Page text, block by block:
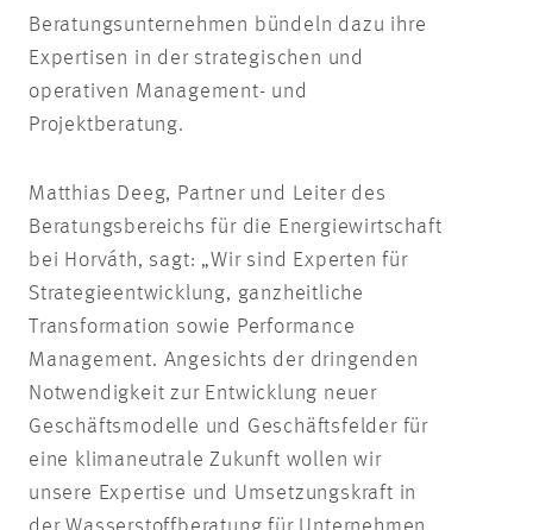
Beratungsunternehmen bündeln dazu ihre
Expertisen in der strategischen und
operativen Management- und
Projektberatung.
Matthias Deeg, Partner und Leiter des
Beratungsbereichs für die Energiewirtschaft
bei Horváth, sagt: „Wir sind Experten für
Strategieentwicklung, ganzheitliche
Transformation sowie Performance
Management. Angesichts der dringenden
Notwendigkeit zur Entwicklung neuer
Geschäftsmodelle und Geschäftsfelder für
eine klimaneutrale Zukunft wollen wir
unsere Expertise und Umsetzungskraft in